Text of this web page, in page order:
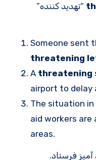
“تهدید کننده”
Someone sent
threatening
A threatening
airport to delay
The situation in
aid workers
areas.
فرستاد.